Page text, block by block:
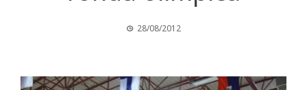
28/08/2012